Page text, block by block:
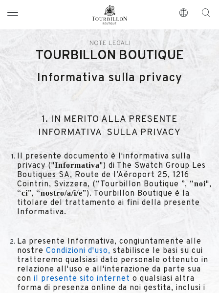
https://www.tourbillon.com/index.php/it
NOTE LEGALI
TOURBILLON BOUTIQUE
Informativa sulla privacy
1. IN MERITO ALLA PRESENTE
INFORMATIVA SULLA PRIVACY
Il presente documento è l'informativa sulla
privacy ("Informativa") di The Swatch Group Les
Boutiques SA, Route de l’Aéroport 25, 1216
Cointrin, Svizzera, (“Tourbillon Boutique ”, “noi",
“ci”, “nostro/a/i/e”). Tourbillon Boutique è la
titolare del trattamento ai fini della presente
Informativa.
La presente Informativa, congiuntamente alle
nostre Condizioni d'uso, stabilisce le basi su cui
tratteremo qualsiasi dato personale ottenuto in
relazione all'uso e all'interazione da parte sua
con il presente sito internet o qualsiasi altra
forma di presenza online da noi gestita, inclusi i